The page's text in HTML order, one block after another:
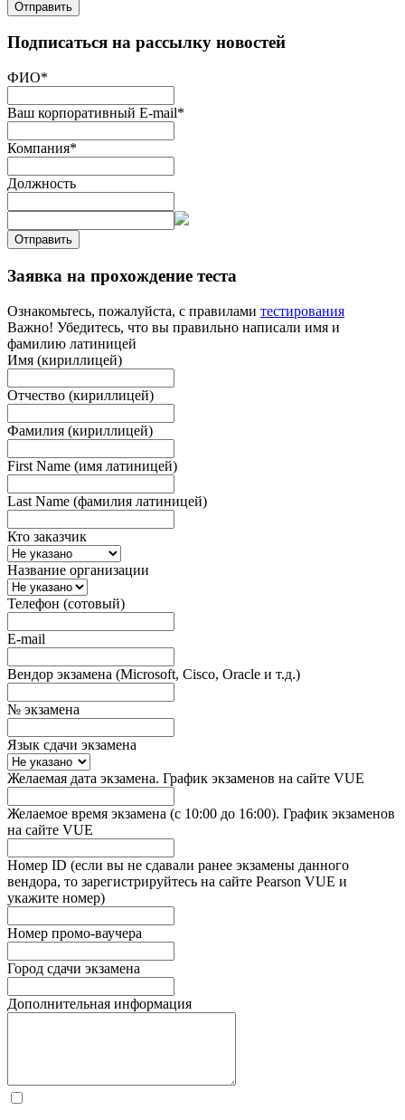
Отправить
Подписаться на рассылку новостей
ФИО*
Ваш корпоративный E-mail*
Компания*
Должность
Отправить
Заявка на прохождение теста
Ознакомьтесь, пожалуйста, с правилами тестирования
Важно! Убедитесь, что вы правильно написали имя и
фамилию латиницей
Имя (кириллицей)
Отчество (кириллицей)
Фамилия (кириллицей)
First Name (имя латиницей)
Last Name (фамилия латиницей)
Кто заказчик
Название организации
Телефон (сотовый)
E-mail
Вендор экзамена (Microsoft, Cisco, Oracle и т.д.)
№ экзамена
Язык сдачи экзамена
Желаемая дата экзамена. График экзаменов на сайте VUE
Желаемое время экзамена (с 10:00 до 16:00). График экзаменов
на сайте VUE
Номер ID (если вы не сдавали ранее экзамены данного
вендора, то зарегистрируйтесь на сайте Pearson VUE и
укажите номер)
Номер промо-ваучера
Город сдачи экзамена
Дополнительная информация